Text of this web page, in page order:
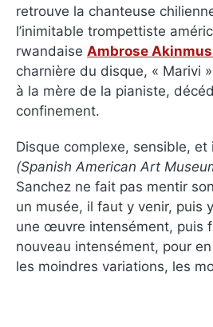
retrouve la chanteuse
l’inimitable trompettiste
rwandaise Ambrose
charnière du disque, « Marivi
à la mère de la pianiste,
confinement.
Disque complexe, sensible, et
(Spanish American Art
Sanchez ne fait pas mentir
un musée, il faut y venir, puis
une œuvre intensément, puis
nouveau intensément, pour
les moindres variations, les